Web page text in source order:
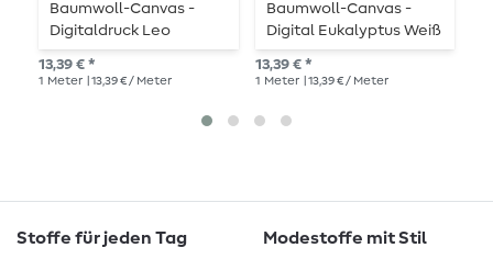
Baumwoll-Canvas -
Digitaldruck Leo
Offwhite
13,39 € *
1 Meter | 13,39 € / Meter
Baumwoll-Canvas -
Digital Eukalyptus Weiß
13,39 € *
1 Meter | 13,39 € / Meter
Stoffe für jeden Tag Modestoffe mit Stil